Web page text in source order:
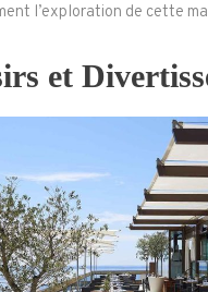
l’exploration de cette
et